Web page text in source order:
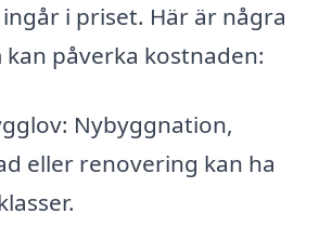
i priset. Här är några
påverka kostnaden:
Nybyggnation,
eller renovering kan ha